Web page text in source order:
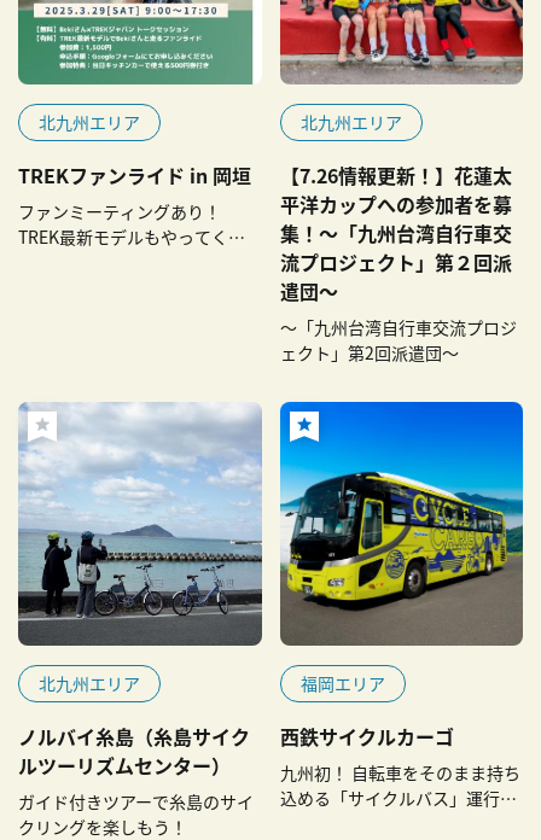
北九州エリア
TREKファンライド in 岡垣
ファンミーティングあり！
TREK最新モデルもやってく
北九州エリア
【7.26情報更新！】花蓮太
平洋カップへの参加者を募
集！～「九州台湾自行車交
流プロジェクト」第２回派
遣団～
～「九州台湾自行車交流プロジ
ェクト」第2回派遣団～
北九州エリア
ノルバイ⽷島（⽷島サイク
ルツーリズムセンター）
ガイド付きツアーで糸島のサイ
クリングを楽しもう！
福岡エリア
西鉄サイクルカーゴ
九州初！ 自転車をそのまま持ち
込める「サイクルバス」運行開